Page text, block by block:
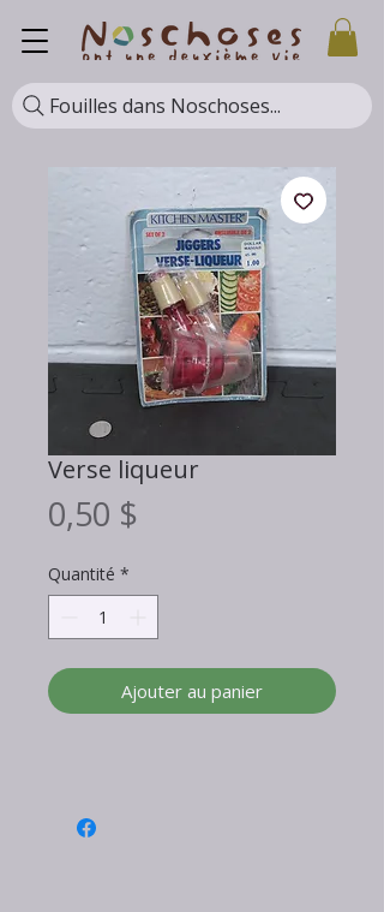
Fouilles dans Noschoses...
Verse liqueur
0,50 $
Quantité *
Ajouter au panier